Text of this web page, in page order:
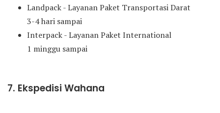
Landpack - Layanan Paket Transportasi Darat
3-4 hari sampai
Interpack - Layanan Paket International
1 minggu sampai
7. Ekspedisi Wahana